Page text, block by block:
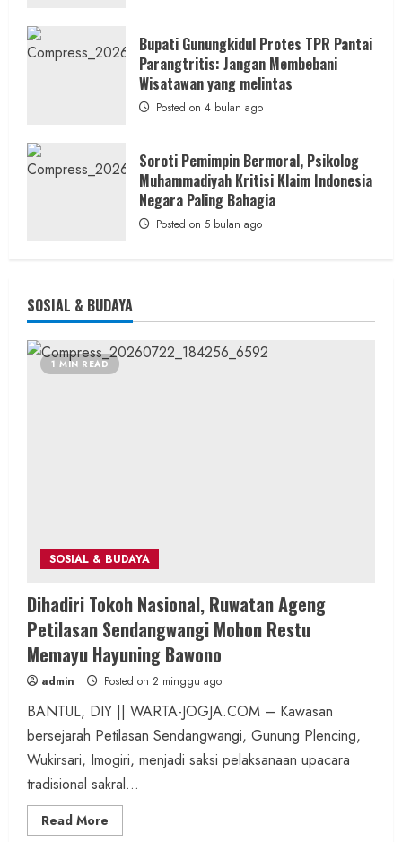
Bupati Gunungkidul Protes TPR Pantai
Parangtritis: Jangan Membebani
Wisatawan yang melintas
Posted on 4 bulan ago
Soroti Pemimpin Bermoral, Psikolog
Muhammadiyah Kritisi Klaim Indonesia
Negara Paling Bahagia
Posted on 5 bulan ago
SOSIAL & BUDAYA
1 MIN READ
SOSIAL & BUDAYA
Dihadiri Tokoh Nasional, Ruwatan Ageng
Petilasan Sendangwangi Mohon Restu
Memayu Hayuning Bawono
admin Posted on 2 minggu ago
BANTUL, DIY || WARTA-JOGJA.COM – Kawasan
bersejarah Petilasan Sendangwangi, Gunung Plencing,
Wukirsari, Imogiri, menjadi saksi pelaksanaan upacara
tradisional sakral...
Read More
more